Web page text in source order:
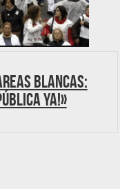
Blancas:
ya!»